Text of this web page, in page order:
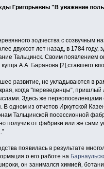
Григорьевны "В уважение
зодчества с созвуч­ным
двухсот лет назад, в 1784
Тальцинск. Своим появлением
А.А. Баранова [2],ставшего
развитие, не укладыва­ются
когда "переведенцы",
Здесь же
одном из отче­тов Иркутской
Тальцинской посессионной
получив от фабрики или же сами
появилась в результате
о его работе на
он занимался химией,